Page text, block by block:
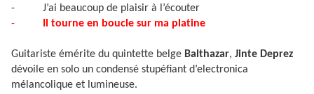
-
J’ai beaucoup de plaisir à l’écouter
-
Il tourne en boucle sur ma platine
Guitariste émérite du quintette belge Balthazar, Jinte Deprez
dévoile en solo un condensé stupéfiant d’electronica
mélancolique et lumineuse.